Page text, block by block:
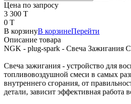
Цена по запросу
3 300 T
0 T
В корзинуВ корзинеПерейти
Описание товара
NGK - plug-spark - Свеча Зажигания
Свеча зажигания - устройство для
топливовоздушной смеси в самых
внутреннего сгорания, от
детали, зависит эффективная работа